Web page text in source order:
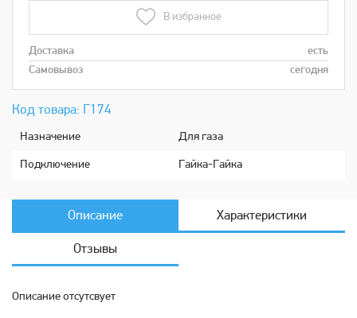
Код товара: Г174
Назначение Для газа
Подключение Гайка-Гайка
В избранное
Доставка
есть
Самовывоз
сегодня
Описание Характеристики
Отзывы
Описание отсутсвует